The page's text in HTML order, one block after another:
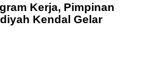
Kerja, Pimpinan
Kendal Gelar